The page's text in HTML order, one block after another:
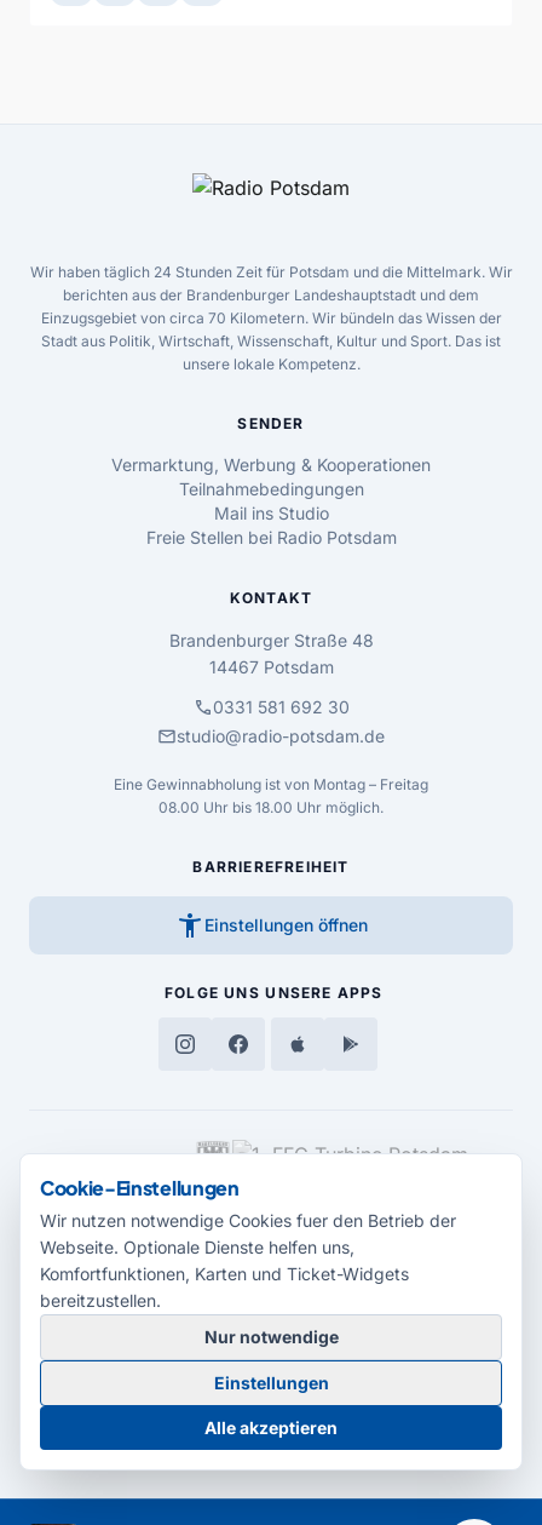
Wir haben täglich 24 Stunden Zeit für Potsdam und die Mittelmark. Wir
berichten aus der Brandenburger Landeshauptstadt und dem
Einzugsgebiet von circa 70 Kilometern. Wir bündeln das Wissen der
Stadt aus Politik, Wirtschaft, Wissenschaft, Kultur und Sport. Das ist
unsere lokale Kompetenz.
SENDER
Vermarktung, Werbung & Kooperationen
Teilnahmebedingungen
Mail ins Studio
Freie Stellen bei Radio Potsdam
KONTAKT
Brandenburger Straße 48
14467 Potsdam
call0331 581 692 30
mailstudio@radio-potsdam.de
Eine Gewinnabholung ist von Montag – Freitag
08.00 Uhr bis 18.00 Uhr möglich.
BARRIEREFREIHEIT
accessibility_new Einstellungen öffnen
FOLGE UNS UNSERE APPS
MEDIENPARTNER
© 2026 Radio Potsdam. Webseite entwickelt durch dieMedienagentur
Babelsberg
BarrierefreiheitserklärungAGBDatenschutzImpressum
Cookie-Einstellungen
Cookie-Einstellungen
Wir nutzen notwendige Cookies fuer den Betrieb der
Webseite. Optionale Dienste helfen uns,
Komfortfunktionen, Karten und Ticket-Widgets
bereitzustellen.
Nur notwendige
Einstellungen
Alle akzeptieren